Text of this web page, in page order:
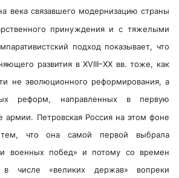
века связавшего модернизацию страны
принуждения и с тяжелыми
подход показывает, что
развития в XVIII–XX вв. тоже, как
не эволюционного реформирования, а
реформ, направленных в первую
армии. Петровская Россия на этом фоне
что она самой первой выбрала
военных побед» и потому со времен
числе «великих держав» вопреки